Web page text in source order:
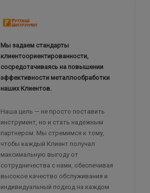
Мы задаем стандарты
клиентоориентированности,
сосредотачиваясь на повышении
эффективности металлообработки
наших Клиентов.
Наша цель — не просто поставить
инструмент, но и стать надежным
партнером. Мы стремимся к тому,
чтобы каждый Клиент получал
максимальную выгоду от
сотрудничества с нами, обеспечивая
высокое качество обслуживания и
индивидуальный подход на каждом